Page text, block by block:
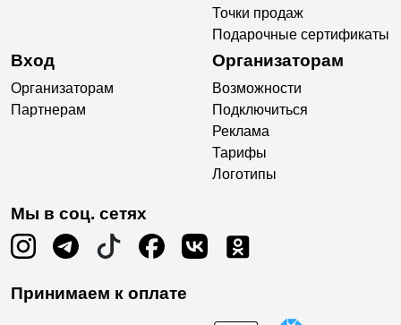
Точки продаж
Подарочные сертификаты
Вход
Организаторам
Партнерам
Организаторам
Возможности
Подключиться
Реклама
Тарифы
Логотипы
Мы в соц. сетях
Принимаем к оплате